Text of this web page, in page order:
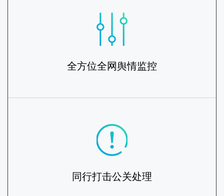
全方位全网舆情监控
同行打击公关处理